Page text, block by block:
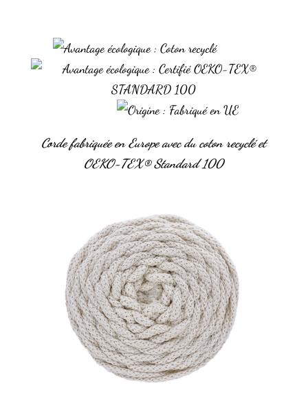
Corde fabriquée en Europe avec du coton recycléet
OEKO-TEX®Standard 100